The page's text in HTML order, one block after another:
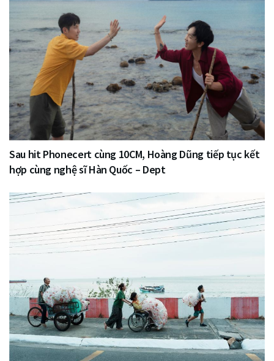
Sau hit Phonecert cùng 10CM, Hoàng Dũng tiếp tục kết
hợp cùng nghệ sĩ Hàn Quốc – Dept